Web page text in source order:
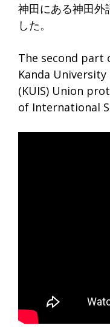
神田にある神田外
した。
The second part
Kanda
(KUIS) Union
of International